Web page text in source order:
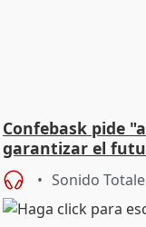
Confebask pide
garantizar el
Sonido